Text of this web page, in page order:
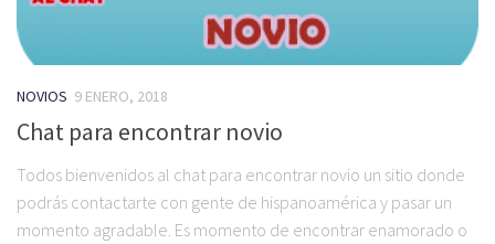
NOVIOS 9 ENERO, 2018
Chat para encontrar novio
Todos bienvenidos al chat para encontrar novio un sitio donde
podrás contactarte con gente de hispanoamérica y pasar un
momento agradable. Es momento de encontrar enamorado o